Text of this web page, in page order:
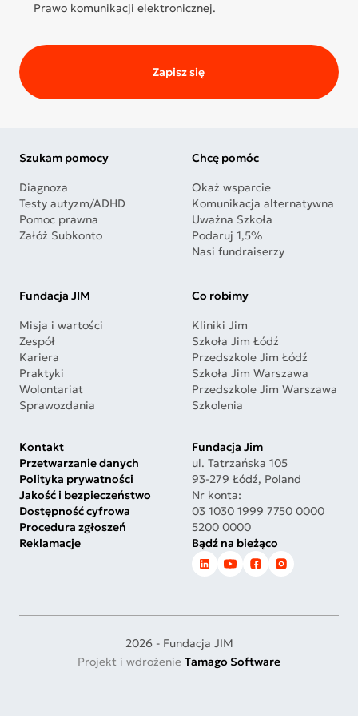
Prawo komunikacji elektronicznej.
Zapisz się
Szukam pomocy
Diagnoza
Testy autyzm/ADHD
Pomoc prawna
Załóż Subkonto
Chcę pomóc
Okaż wsparcie
Komunikacja alternatywna
Uważna Szkoła
Podaruj 1,5%
Nasi fundraiserzy
Fundacja JIM
Misja i wartości
Zespół
Kariera
Praktyki
Wolontariat
Sprawozdania
Co robimy
Kliniki Jim
Szkoła Jim Łódź
Przedszkole Jim Łódź
Szkoła Jim Warszawa
Przedszkole Jim Warszawa
Szkolenia
Kontakt
Przetwarzanie danych
Polityka prywatności
Jakość i bezpieczeństwo
Dostępność cyfrowa
Procedura zgłoszeń
Reklamacje
Fundacja Jim
ul. Tatrzańska 105
93-279 Łódź, Poland
Nr konta:
03 1030 1999 7750 0000
5200 0000
Bądź na bieżąco
2026 - Fundacja JIM
Projekt i wdrożenie Tamago Software